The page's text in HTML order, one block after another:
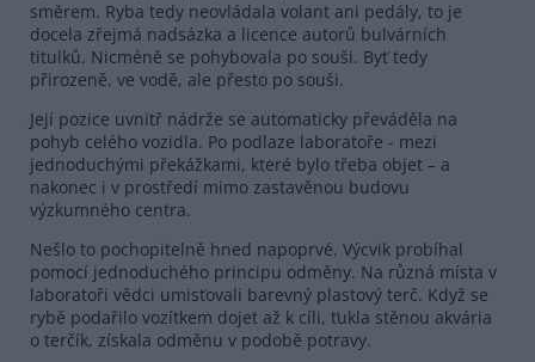
směrem. Ryba tedy neovládala volant ani pedály, to je
docela zřejmá nadsázka a licence autorů bulvárních
titulků. Nicméně se pohybovala po souši. Byť tedy
přirozeně, ve vodě, ale přesto po souši.
Její pozice uvnitř nádrže se automaticky převáděla na
pohyb celého vozidla. Po podlaze laboratoře - mezi
jednoduchými překážkami, které bylo třeba objet – a
nakonec i v prostředí mimo zastavěnou budovu
výzkumného centra.
Nešlo to pochopitelně hned napoprvé. Výcvik probíhal
pomocí jednoduchého principu odměny. Na různá místa v
laboratoři vědci umisťovali barevný plastový terč. Když se
rybě podařilo vozítkem dojet až k cíli, ťukla stěnou akvária
o terčík, získala odměnu v podobě potravy.